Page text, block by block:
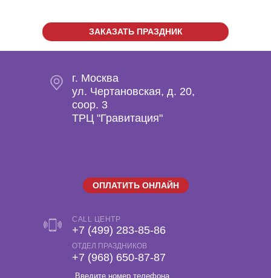
ЗАКАЗАТЬ ПРАЗДНИК
Введите номер телефона
г. Москва
ул. Чертановская, д. 20,
coop. 3
ТРЦ "Гравитация"
+7 (499) 283-85-86
‎+7 (968) 650-87-87
ОТДЕЛ ПРАЗДНИКОВ
CALL ЦЕНТР
ОПЛАТИТЬ ОНЛАЙН